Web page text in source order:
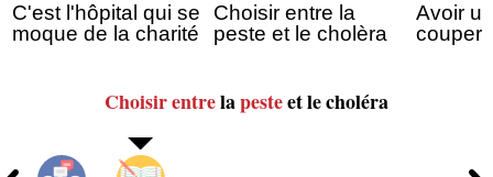
C'est l'hôpital qui se
moque de la charité
Choisir entre la
peste et le cholèra
Avoir
couper
Choisir entrelapesteet le choléra